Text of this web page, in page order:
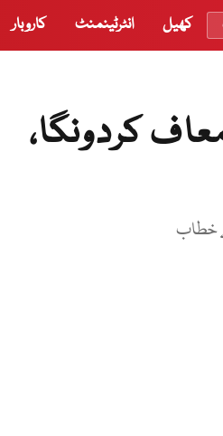
کھیل انٹرٹینمنٹ کاروبار
کردونگا،
خطاب